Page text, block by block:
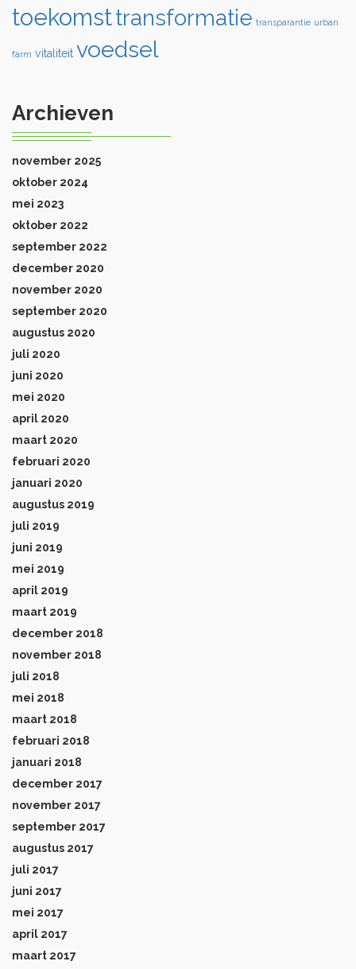
toekomsttransformatie transparantie urban
farm vitaliteit voedsel
Archieven
november 2025
oktober 2024
mei 2023
oktober 2022
september 2022
december 2020
november 2020
september 2020
augustus 2020
juli 2020
juni 2020
mei 2020
april 2020
maart 2020
februari 2020
januari 2020
augustus 2019
juli 2019
juni 2019
mei 2019
april 2019
maart 2019
december 2018
november 2018
juli 2018
mei 2018
maart 2018
februari 2018
januari 2018
december 2017
november 2017
september 2017
augustus 2017
juli 2017
juni 2017
mei 2017
april 2017
maart 2017